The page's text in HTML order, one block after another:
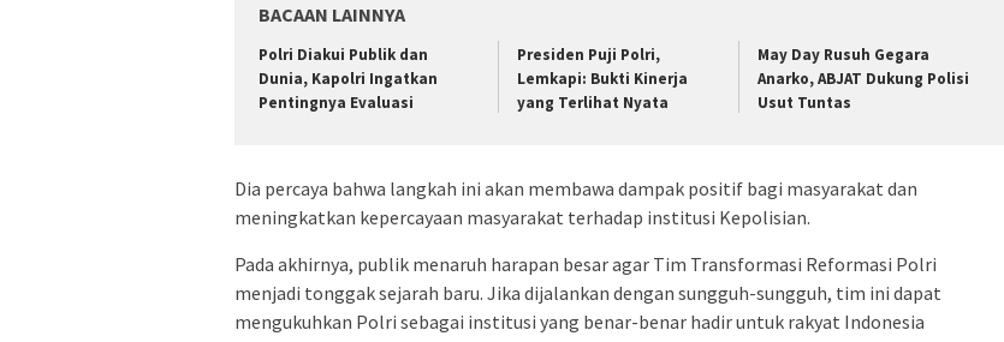
BACAAN LAINNYA
Polri Diakui Publik dan
Dunia, Kapolri Ingatkan
Pentingnya Evaluasi
Presiden Puji Polri,
Lemkapi: Bukti Kinerja
yang Terlihat Nyata
May Day Rusuh Gegara
Anarko, ABJAT Dukung Polisi
Usut Tuntas
Dia percaya bahwa langkah ini akan membawa dampak positif bagi masyarakat dan
meningkatkan kepercayaan masyarakat terhadap institusi Kepolisian.
Pada akhirnya, publik menaruh harapan besar agar Tim Transformasi Reformasi Polri
menjadi tonggak sejarah baru. Jika dijalankan dengan sungguh-sungguh, tim ini dapat
mengukuhkan Polri sebagai institusi yang benar-benar hadir untuk rakyat Indonesia